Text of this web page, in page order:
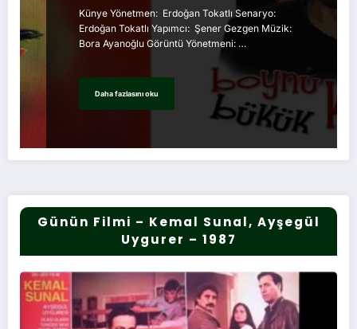
Künye Yönetmen: Erdoğan Tokatlı Senaryo:
Erdoğan Tokatlı Yapımcı: Şener Gezgen Müzik:
Bora Ayanoğlu Görüntü Yönetmeni: …
Daha fazlasını oku
Günün Filmi – Kemal Sunal, Ayşegül
Uygurer – 1987